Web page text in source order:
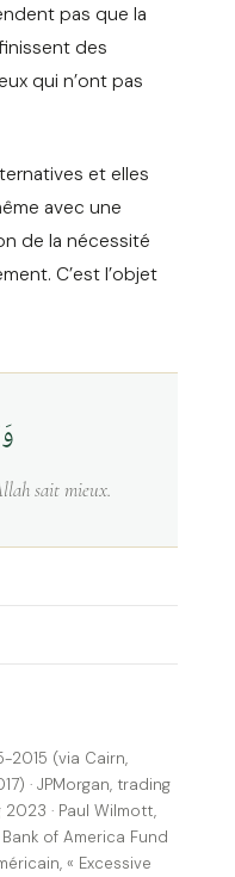
pas que la
des
qui n’ont pas
et elles
avec une
de la nécessité
C’est l’objet
sait mieux.
2015 (via Cairn,
· JPMorgan, trading
· Paul Wilmott,
of America Fund
« Excessive